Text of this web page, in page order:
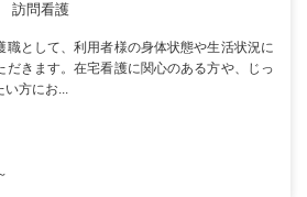
訪問看護
職として、利用者様の身体状態や生活状況に
だきます。在宅看護に関心のある方や、じっ
い方にお...